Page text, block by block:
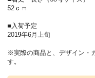
52ｃｍ
■入荷予定
2019年6月上旬
※実際の商品と、デザイン・
す。